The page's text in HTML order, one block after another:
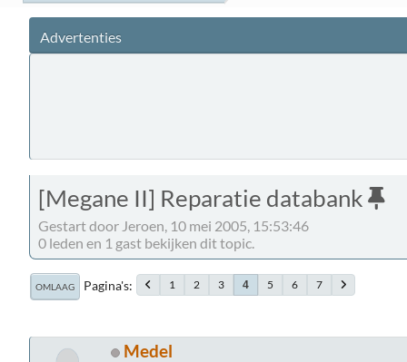
Advertenties
[Megane II] Reparatie databank
Gestart door Jeroen, 10 mei 2005, 15:53:46
0 leden en 1 gast bekijken dit topic.
OMLAAG Pagina's 1 2 3 4 5 6 7
Medel